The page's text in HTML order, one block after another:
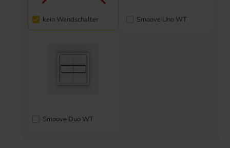
kein Wandschalter Smoove Uno WT
Smoove Duo WT